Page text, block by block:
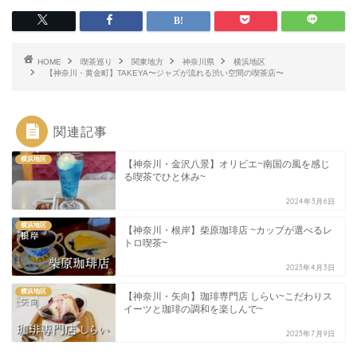
HOME 喫茶巡り 関東地方 神奈川県
横浜地区
【神奈川・黄金町】TAKEYA〜ジャズが流れる渋い空間の喫茶店〜
関連記事
横浜地区
【神奈川・金沢八景】オリビエ~南国の風を感じ
る喫茶でひと休み~
2024年3月6日
横浜地区
【神奈川・根岸】柴原珈琲店 ~カップが選べるレ
トロ喫茶~
2023年4月3日
横浜地区
【神奈川・矢向】珈琲専門店 しらい~こだわりス
イーツと珈琲の調和を楽しんで~
2023年7月9日